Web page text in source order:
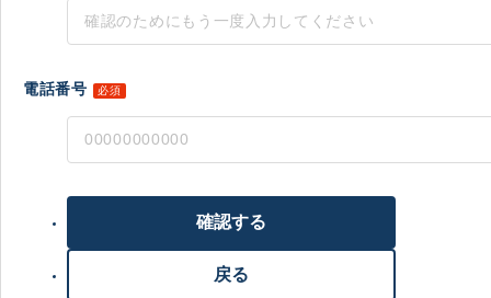
電話番号 必須
戻る
確認する